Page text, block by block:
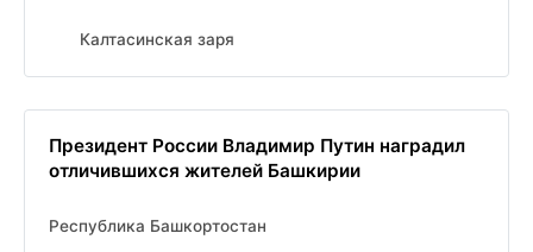
Калтасинская заря
Президент России Владимир Путин наградил
отличившихся жителей Башкирии
Республика Башкортостан